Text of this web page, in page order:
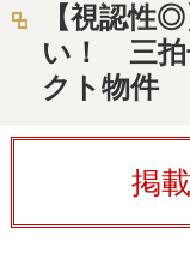
【視認性
い！ 三拍
クト物件
掲